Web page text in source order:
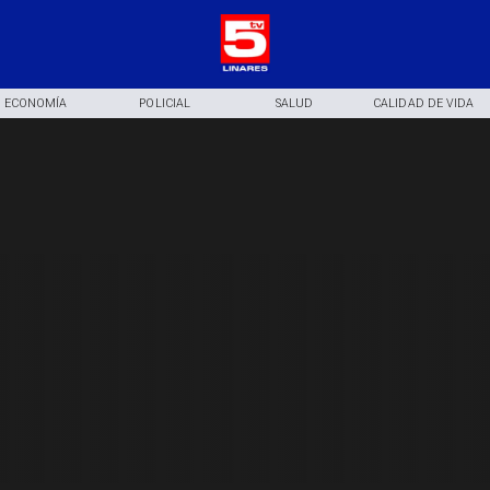
ECONOMÍA POLICIAL SALUD CALIDAD DE VIDA